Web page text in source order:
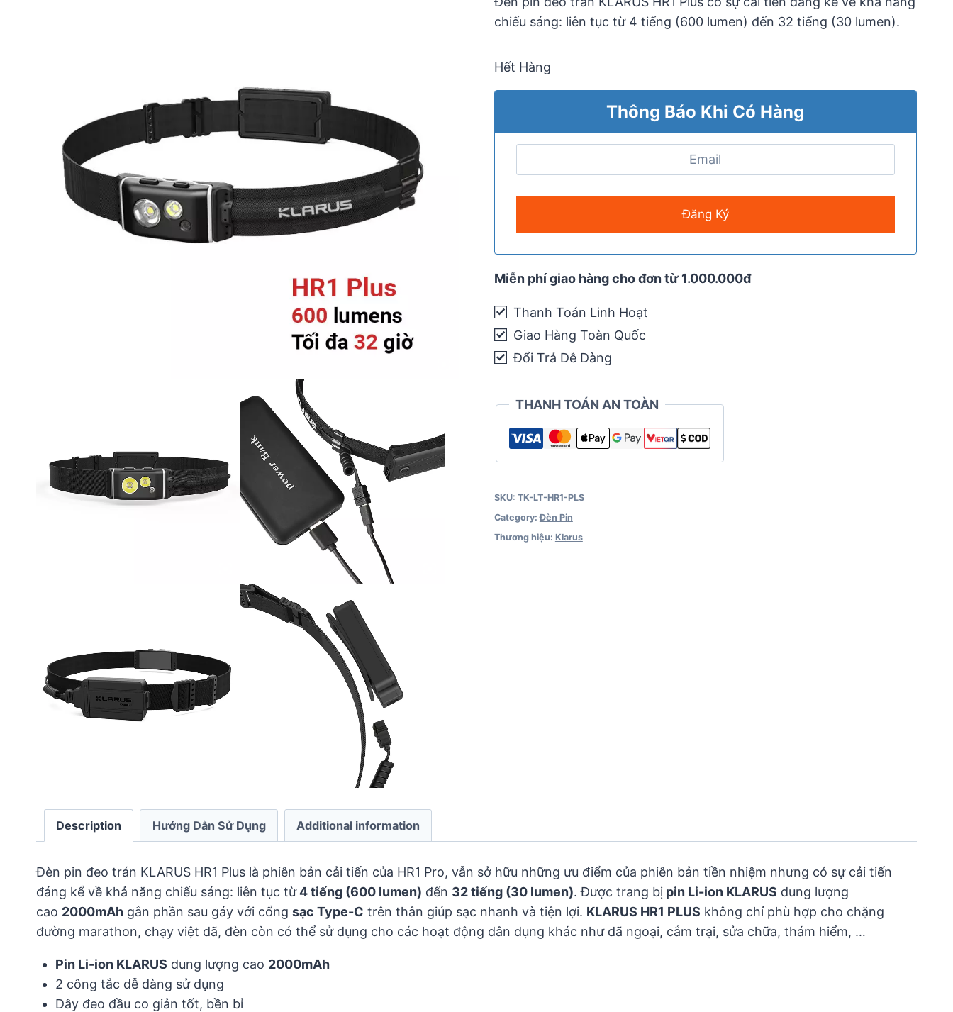
chiếu sáng: liên tục từ 4 tiếng (600 lumen) đến 32 tiếng (30 lumen).
Hết Hàng
Thông Báo Khi Có Hàng
Miễn phí giao hàng cho đơn từ 1.000.000đ
Thanh Toán Linh Hoạt
Giao Hàng Toàn Quốc
Đổi Trả Dễ Dàng
THANH TOÁN AN TOÀN
SKU: TK-LT-HR1-PLS
Category:Đèn Pin
Thương hiệu: Klarus
Description Hướng Dẫn Sử Dụng Additional information
Đèn pin đeo trán KLARUS HR1 Plus là phiên bản cải tiến của HR1 Pro, vẫn sở hữu những ưu điểm của phiên bản tiền nhiệm nhưng có sự cải tiến
đáng kể về khả năng chiếu sáng: liên tục từ4 tiếng (600 lumen) đến 32 tiếng (30 lumen). Được trang bị pin Li-ion KLARUS dung lượng
cao 2000mAh gắn phần sau gáy với cổng sạc Type-C trên thân giúp sạc nhanh và tiện lợi. KLARUS HR1 PLUS không chỉ phù hợp cho chặng
đường marathon, chạy việt dã, đèn còn có thể sử dụng cho các hoạt động dân dụng khác như dã ngoại, cắm trại, sửa chữa, thám hiểm, …
Pin Li-ion KLARUS dung lượng cao 2000mAh
2 công tắc dễ dàng sử dụng
Dây đeo đầu co giản tốt, bền bỉ